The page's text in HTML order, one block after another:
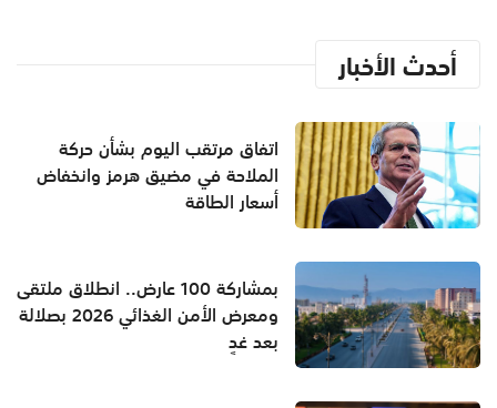
أحدث الأخبار
اتفاق مرتقب اليوم بشأن حركة
الملاحة في مضيق هرمز وانخفاض
أسعار الطاقة
بمشاركة 100 عارض.. انطلاق ملتقى
ومعرض الأمن الغذائي 2026 بصلالة
بعد غدٍ